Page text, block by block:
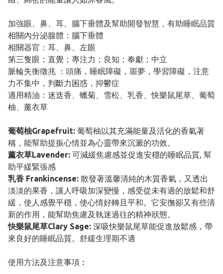
加強眼、鼻、耳、腦下垂體及幫助開發智慧，有助睡眠品質
相關內分泌腺體：腦下垂體
相關器官：耳、鼻、左眼
第三隻眼；直覺；專注力；良知；奉獻；中立
脈輪失衡徵兆 ：頭痛，睡眠障礙，噩夢，學習障礙，注意
力不集中，判斷力困惑，抑鬱症
適用精油：迷迭香、蠟菊、雪松、乳香、快樂鼠尾草、葡萄
柚、薰衣草
葡萄柚Grapefruit: 葡萄柚以其充滿能量及活化的香氣著
稱，能幫助提振心情並為心靈帶來沉澱的功效。
薰衣草Lavender: 可減緩焦慮感並促進安穩的睡眠品質, 幫
助平緩緊張感
乳香 Frankincense: 散發著溫馨清純的木質香氣，又透出
淡淡的果香，讓人呼吸加深變慢，感受從未有過的放鬆和舒
緩，使人感覺平穩，使心情好轉且平和。它安撫卻又有些清
新的作用，能幫助焦慮及執迷過往的精神狀態。
快樂鼠尾草Clary Sage: 深吸快樂鼠尾草能促進放鬆感，帶
來良好的睡眠品質。舒緩生理期不適
使用方法及注意事項︰